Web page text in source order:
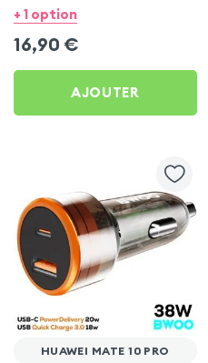
pour Huawei Mate 10 Pro
+ 1 option
16,90 €
AJOUTER
HUAWEI MATE 10 PRO